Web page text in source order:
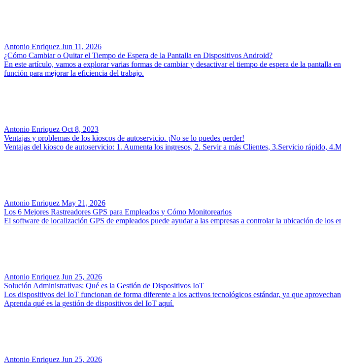
Antonio Enriquez Jun 11, 2026
¿Cómo Cambiar o Quitar el Tiempo de Espera de la Pantalla en Dispositivos Android?
En este artículo, vamos a explorar varias formas de cambiar y desactivar el tiempo de espera de la pantalla
función para mejorar la eficiencia del trabajo.
Antonio Enriquez Oct 8, 2023
Ventajas y problemas de los kioscos de autoservicio. ¡No se lo puedes perder!
Ventajas del kiosco de autoservicio: 1. Aumenta los ingresos, 2. Servir a más Clientes, 3.Servicio rápido,
Antonio Enriquez May 21, 2026
Los 6 Mejores Rastreadores GPS para Empleados y Cómo Monitorearlos
El software de localización GPS de empleados puede ayudar a las empresas a controlar la ubicación de
Antonio Enriquez Jun 25, 2026
Solución Administrativas: Qué es la Gestión de Dispositivos IoT
Los dispositivos del IoT funcionan de forma diferente a los activos tecnológicos estándar, ya que
Aprenda qué es la gestión de dispositivos del IoT aquí.
Antonio Enriquez Jun 25, 2026